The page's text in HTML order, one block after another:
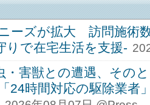
ーズが拡大 訪問施術
で在宅生活を支援-
・害獣との遭遇、その
時間対応の駆除業者